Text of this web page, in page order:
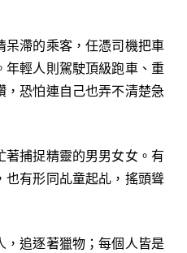
呆滯的乘客，任憑司機把車
年輕人則駕駛頂級跑車、重
，恐怕連自己也弄不清楚急
著捕捉精靈的男男女女。有
也有形同乩童起乩，搖頭聳
追逐著獵物；每個人皆是